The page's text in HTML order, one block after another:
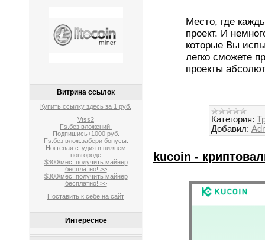
Витрина ссылок
Купить ссылку здесь за 1 руб.
Vtss2
Fs.без вложений.
Подпишись+1000 руб.
Fs.без влож.забери бонусы.
Ногтевая студия в нижнем
новгороде
$300/мес. получить майнер
бесплатно! >>
$300/мес. получить майнер
бесплатно! >>
Поставить к себе на сайт
Интересное
Место, где
проект. И
которые Вы
легко сможете
проекты
Категория:
Добавил:
kucoin -